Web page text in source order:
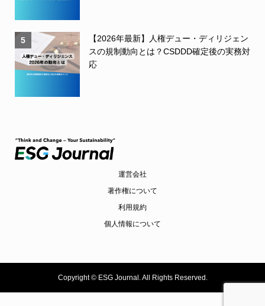
5
【2026年最新】人権デュー・ディリジェン
スの規制動向とは？CSDDD確定後の実務対
応
運営会社
著作権について
利用規約
個人情報について
Copyright ©ESG Journal. All Rights Reserved.